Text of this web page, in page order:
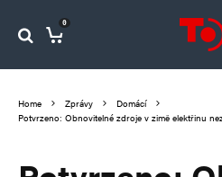
0
Home Zprávy
Domácí
Potvrzeno: Obnovitelné zdroje v zimě elektřinu